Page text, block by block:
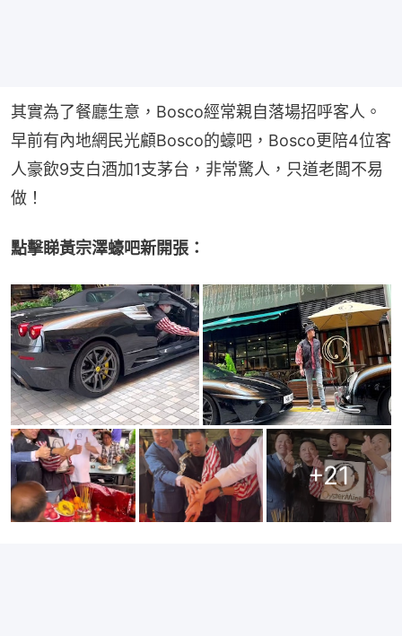
其實為了餐廳生意，Bosco經常親自落場招呼客人。
早前有內地網民光顧Bosco的蠔吧，Bosco更陪4位客
人豪飲9支白酒加1支茅台，非常驚人，只道老闆不易
做！
點擊睇黃宗澤蠔吧新開張：
+21